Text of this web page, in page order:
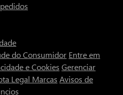
do Consumidor Entre em
e Cookies Gerenciar
Legal Marcas Avisos de